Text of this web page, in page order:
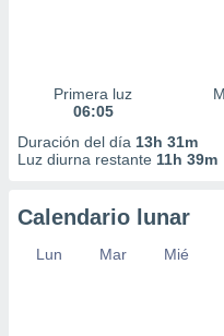
Primera luz
06:05
Duración del día 13h 31m
Luz diurna restante 11h 39m
Calendario lunar
Lun Mar Mié